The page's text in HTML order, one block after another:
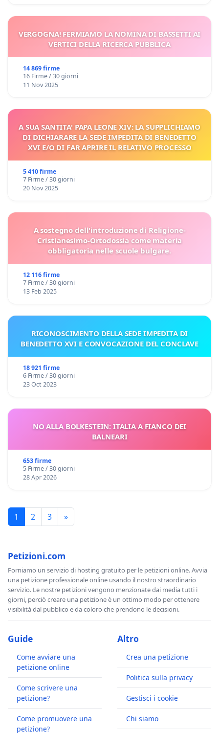
VERGOGNA! FERMIAMO LA NOMINA DI BASSETTI AI
VERTICI DELLA RICERCA PUBBLICA
14 869 firme
16 Firme / 30 giorni
11 Nov 2025
A SUA SANTITA' PAPA LEONE XIV: LA SUPPLICHIAMO
DI DICHIARARE LA SEDE IMPEDITA DI BENEDETTO
XVI E/O DI FAR APRIRE IL RELATIVO PROCESSO
5 410 firme
7 Firme / 30 giorni
20 Nov 2025
A sostegno dell'introduzione di Religione-
Cristianesimo-Ortodossia come materia
obbligatoria nelle scuole bulgare.
12 116 firme
7 Firme / 30 giorni
13 Feb 2025
RICONOSCIMENTO DELLA SEDE IMPEDITA DI
BENEDETTO XVI E CONVOCAZIONE DEL CONCLAVE
18 921 firme
6 Firme / 30 giorni
23 Oct 2023
NO ALLA BOLKESTEIN: ITALIA A FIANCO DEI
BALNEARI
653 firme
5 Firme / 30 giorni
28 Apr 2026
1 2 3 »
Petizioni.com
Forniamo un servizio di hosting gratuito per le petizioni online. Avvia
una petizione professionale online usando il nostro straordinario
servizio. Le nostre petizioni vengono menzionate dai media tutti i
giorni, perciò creare una petizione è un ottimo modo per ottenere
visibilità dal pubblico e da coloro che prendono le decisioni.
Guide
Come avviare una
petizione online
Come scrivere una
petizione?
Come promuovere una
petizione?
Altro
Crea una petizione
Politica sulla privacy
Gestisci i cookie
Chi siamo